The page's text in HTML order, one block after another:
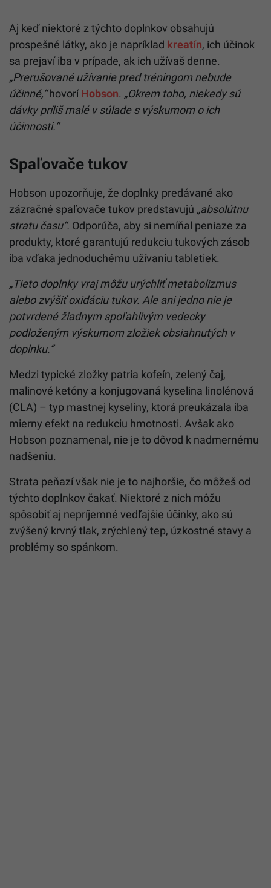
Aj keď niektoré z týchto doplnkov obsahujú
prospešné látky, ako je napríklad kreatín, ich účinok
sa prejaví iba v prípade, ak ich užívaš denne.
„Prerušované užívanie pred tréningom nebude
účinné,“hovoríHobson. „Okrem toho, niekedy sú
dávky príliš malé v súlade s výskumom o ich
účinnosti.“
Spaľovače tukov
Hobson upozorňuje, že doplnky predávané ako
zázračné spaľovače tukov predstavujú „absolútnu
stratu času“. Odporúča, aby si nemíňal peniaze za
produkty, ktoré garantujú redukciu tukových zásob
iba vďaka jednoduchému užívaniu tabletiek.
„Tieto doplnky vraj môžu urýchliť metabolizmus
alebo zvýšiť oxidáciu tukov. Ale ani jedno nie je
potvrdené žiadnym spoľahlivým vedecky
podloženým výskumom zložiek obsiahnutých v
doplnku.“
Medzi typické zložky patria kofeín, zelený čaj,
malinové ketóny a konjugovaná kyselina linolénová
(CLA) – typ mastnej kyseliny, ktorá preukázala iba
mierny efekt na redukciu hmotnosti. Avšak ako
Hobson poznamenal, nie je to dôvod k nadmernému
nadšeniu.
Strata peňazí však nie je to najhoršie, čo môžeš od
týchto doplnkov čakať. Niektoré z nich môžu
spôsobiť aj nepríjemné vedľajšie účinky, ako sú
zvýšený krvný tlak, zrýchlený tep, úzkostné stavy a
problémy so spánkom.